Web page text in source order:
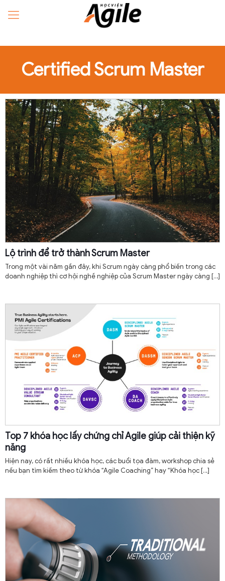
Certified Scrum Master
Lộ trình để trở thành Scrum Master
Trong một vài năm gần đây, khi Scrum ngày càng phổ biến trong các
doanh nghiệp thì cơ hội nghề nghiệp của Scrum Master ngày càng […]
Top 7 khóa học lấy chứng chỉ Agile giúp cải thiện kỹ
năng
Hiện nay, có rất nhiều khóa học, các buổi tọa đàm, workshop chia sẻ
nếu bạn tìm kiếm theo từ khóa “Agile Coaching” hay “Khóa học […]